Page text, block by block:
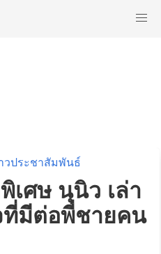
วประชาสัมพันธ์
เศษ นุนิว เล่า
ที่มีต่อพี่ชายคน